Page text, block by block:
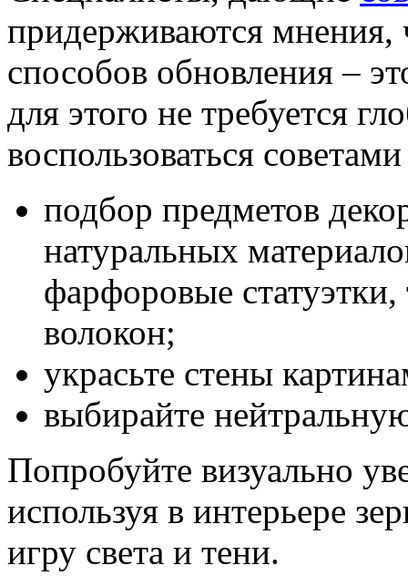
придерживаются мнения,
способов обновления –
для этого не требуется
воспользоваться
подбор предметов
натуральных
фарфоровые статуэтки,
волокон;
украсьте стены
выбирайте
Попробуйте визуально
используя в интерьере
игру света и тени.